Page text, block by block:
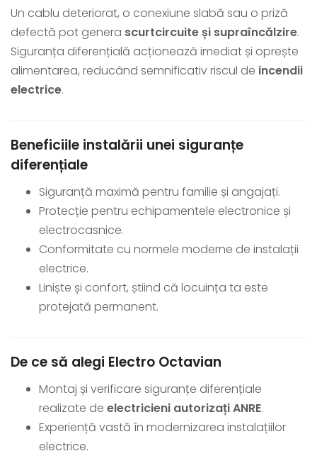
Un cablu deteriorat, o conexiune slabă sau o priză
defectă pot genera scurtcircuite și supraîncălzire.
Siguranța diferențială acționează imediat și oprește
alimentarea, reducând semnificativ riscul de incendii
electrice.
Beneficiile instalării unei siguranțe
diferențiale
Siguranță maximă pentru familie și angajați.
Protecție pentru echipamentele electronice și
electrocasnice.
Conformitate cu normele moderne de instalații
electrice.
Liniște și confort, știind că locuința ta este
protejată permanent.
De ce să alegi Electro Octavian
Montaj și verificare siguranțe diferențiale
realizate de electricieni autorizați ANRE.
Experiență vastă în modernizarea instalațiilor
electrice.